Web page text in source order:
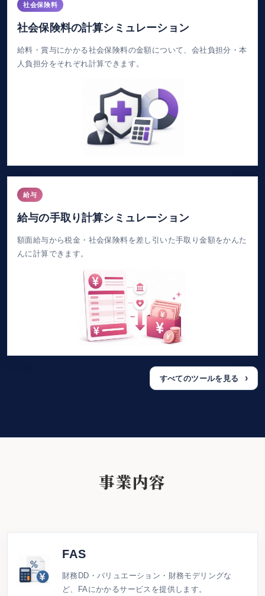
社会保険料
社会保険料の計算シミュレーション
給料・賞与にかかる社会保険料の金額について、会社負担分・本
人負担分をそれぞれ計算できます。
給与
給与の手取り計算シミュレーション
額面給与から税金・社会保険料を差し引いた手取り金額をかんた
んに計算できます。
すべてのツールを見る
事業内容
FAS
財務DD・バリュエーション・財務モデリングな
ど、FAにかかるサービスを提供します。